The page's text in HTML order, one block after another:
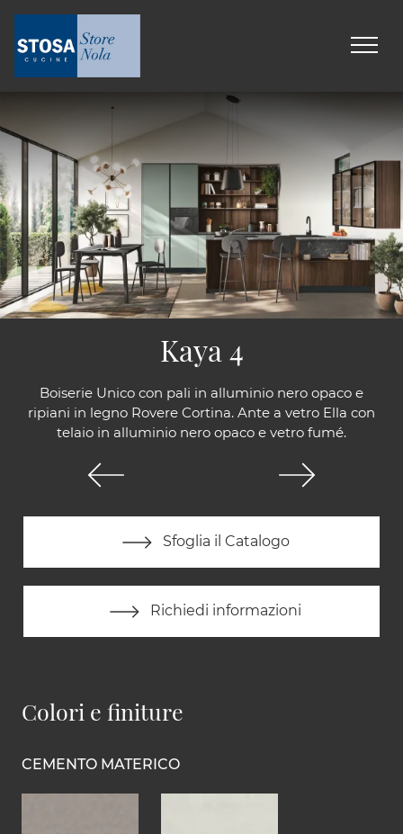
Boiserie Unico con pali in alluminio nero opaco e
ripiani in legno Rovere Cortina. Ante a vetro Ella con
telaio in alluminio nero opaco e vetro fumé.
Sfoglia il Catalogo
Richiedi informazioni
Kaya 4
Colori e finiture
CEMENTO MATERICO